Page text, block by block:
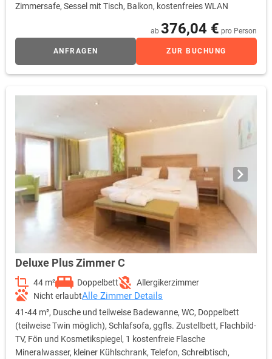
Zimmersafe, Sessel mit Tisch, Balkon, kostenfreies WLAN
ab 376,04 € pro Person
ANFRAGEN ZUR BUCHUNG
Deluxe Plus Zimmer C
44 m² Doppelbett
Allergikerzimmer
Nicht erlaubtAlle Zimmer Details
41-44 m², Dusche und teilweise Badewanne, WC, Doppelbett
(teilweise Twin möglich), Schlafsofa, ggfls. Zustellbett, Flachbild-
TV, Fön und Kosmetikspiegel, 1 kostenfreie Flasche
Mineralwasser, kleiner Kühlschrank, Telefon, Schreibtisch,